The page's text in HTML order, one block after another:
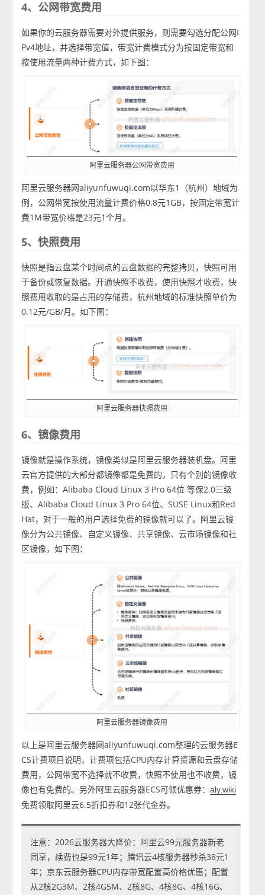
4、公网带宽费用
如果你的云服务器需要对外提供服务，则需要勾选分配公网I
Pv4地址，并选择带宽值，带宽计费模式分为按固定带宽和
按使用流量两种计费方式，如下图：
阿里云服务器公网带宽费用
阿里云服务器网aliyunfuwuqi.com以华东1（杭州）地域为
例，公网带宽按使用流量计费价格0.8元1GB，按固定带宽计
费1M带宽价格是23元1个月。
5、快照费用
快照是指云盘某个时间点的云盘数据的完整拷贝，快照可用
于备份或恢复数据。开通快照不收费，使用快照才收费，快
照费用收取的是占用的存储费，杭州地域的标准快照单价为
0.12元/GB/月。如下图：
阿里云服务器快照费用
6、镜像费用
镜像就是操作系统，镜像类似是阿里云服务器装机盘。阿里
云官方提供的大部分都镜像都是免费的，只有个别的镜像收
费，例如：Alibaba Cloud Linux 3 Pro 64位 等保2.0三级
版、Alibaba Cloud Linux 3 Pro 64位、SUSE Linux和Red
Hat，对于一般的用户选择免费的镜像就可以了。阿里云镜
像分为公共镜像、自定义镜像、共享镜像、云市场镜像和社
区镜像，如下图：
阿里云服务器镜像费用
以上是阿里云服务器网aliyunfuwuqi.com整理的云服务器E
CS计费项目说明，计费项包括CPU内存计算资源和云盘存储
费用，公网带宽不选择就不收费，快照不使用也不收费，镜
像也有免费的。另外阿里云服务器ECS可领优惠券：aly.wiki
免费领取阿里云6.5折扣券和12张代金券。
注意：2026云服务器大降价：阿里云99元服务器新老
同享，续费也是99元1年；腾讯云4核服务器秒杀38元1
年；京东云服务器CPU内存带宽配置高价格优惠；配置
从2核2G3M、2核4G5M、2核8G、4核8G、4核16G、